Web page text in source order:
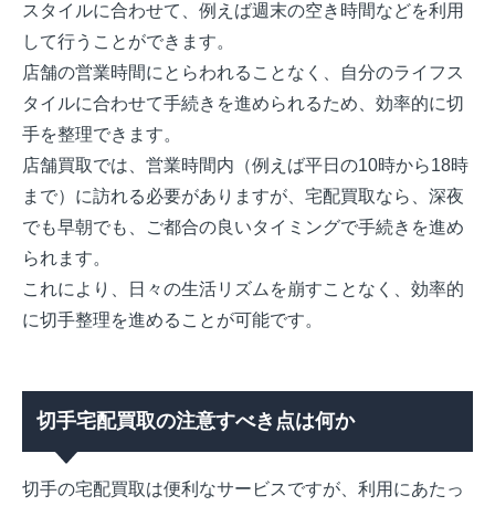
スタイルに合わせて、例えば週末の空き時間などを利用
して行うことができます。
店舗の営業時間にとらわれることなく、自分のライフス
タイルに合わせて手続きを進められるため、効率的に切
手を整理できます。
店舗買取では、営業時間内（例えば平日の10時から18時
まで）に訪れる必要がありますが、宅配買取なら、深夜
でも早朝でも、ご都合の良いタイミングで手続きを進め
られます。
これにより、日々の生活リズムを崩すことなく、効率的
に切手整理を進めることが可能です。
切手宅配買取の注意すべき点は何か
切手の宅配買取は便利なサービスですが、利用にあたっ